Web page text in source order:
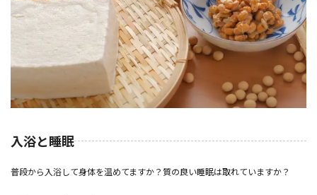
入浴と睡眠
普段から入浴して身体を温めてますか？質の良い睡眠は取れていますか？